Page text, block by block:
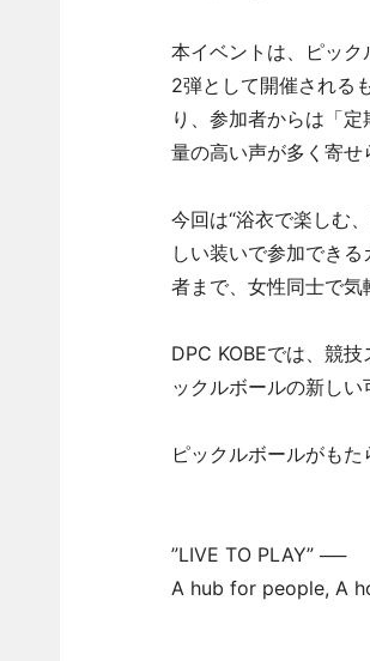
本イベントは、ピッ
2弾として開催される
り、参加者からは「
量の高い声が多く寄せ
今回は“浴衣で楽しむ
しい装いで参加でき
者まで、女性同士で気
DPC KOBEでは、競
ックルボールの新しい
ピックルボールがも
”LIVE TO PLAY” ──
A hub for people, A